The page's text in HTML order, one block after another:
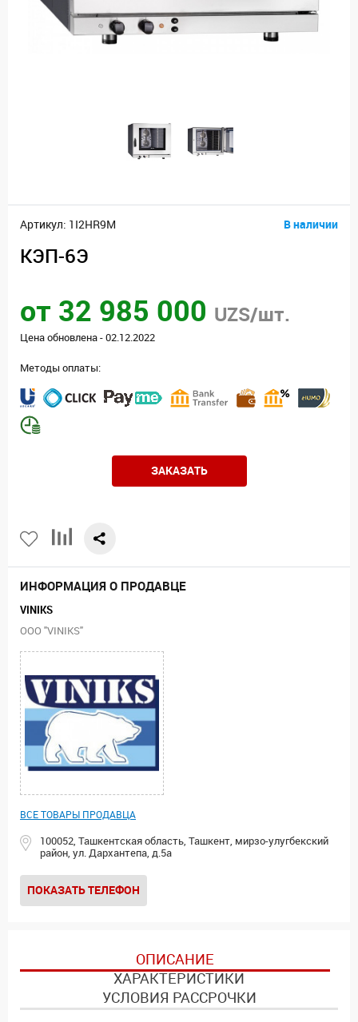
Артикул: 1I2HR9M В наличии
КЭП-6Э
от 32 985 000 UZS/шт.
Цена обновлена - 02.12.2022
Методы оплаты:
ЗАКАЗАТЬ
ИНФОРМАЦИЯ О ПРОДАВЦЕ
VINIKS
ООО "VINIKS"
ВСЕ ТОВАРЫ ПРОДАВЦА
100052, Ташкентская область, Ташкент, мирзо-улугбекский
район, ул. Дархантепа, д.5а
ПОКАЗАТЬ ТЕЛЕФОН
ОПИСАНИЕ
ХАРАКТЕРИСТИКИ
УСЛОВИЯ РАССРОЧКИ